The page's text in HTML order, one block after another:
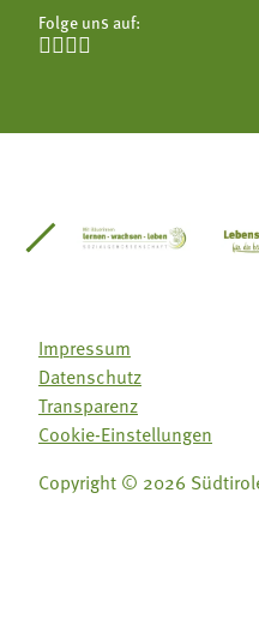
Folge uns auf:

Südtirol
Gärtnervereinigung
Impressum
Datenschutz
Transparenz
Cookie-Einstellungen
Copyright © 2026